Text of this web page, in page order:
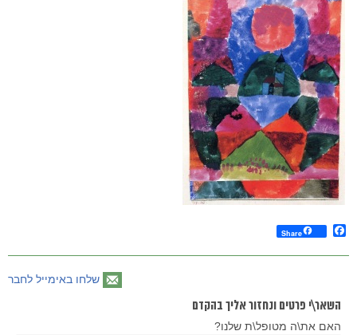
Facebook
Share
שלחו באימייל לחבר
השאר\י פרטים ונחזור אליך בהקדם
האם את\ה מטופל\ת שלנו?